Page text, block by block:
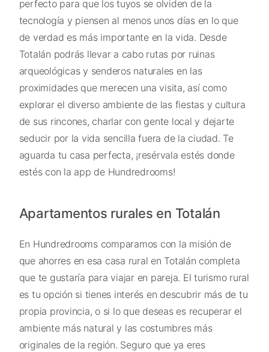
perfecto para que los tuyos se olviden de la
tecnología y piensen al menos unos días en lo que
de verdad es más importante en la vida. Desde
Totalán podrás llevar a cabo rutas por ruinas
arqueológicas y senderos naturales en las
proximidades que merecen una visita, así como
explorar el diverso ambiente de las fiestas y cultura
de sus rincones, charlar con gente local y dejarte
seducir por la vida sencilla fuera de la ciudad. Te
aguarda tu casa perfecta, ¡resérvala estés donde
estés con la app de Hundredrooms!
Apartamentos rurales en Totalán
En Hundredrooms comparamos con la misión de
que ahorres en esa casa rural en Totalán completa
que te gustaría para viajar en pareja. El turismo rural
es tu opción si tienes interés en descubrir más de tu
propia provincia, o si lo que deseas es recuperar el
ambiente más natural y las costumbres más
originales de la región. Seguro que ya eres